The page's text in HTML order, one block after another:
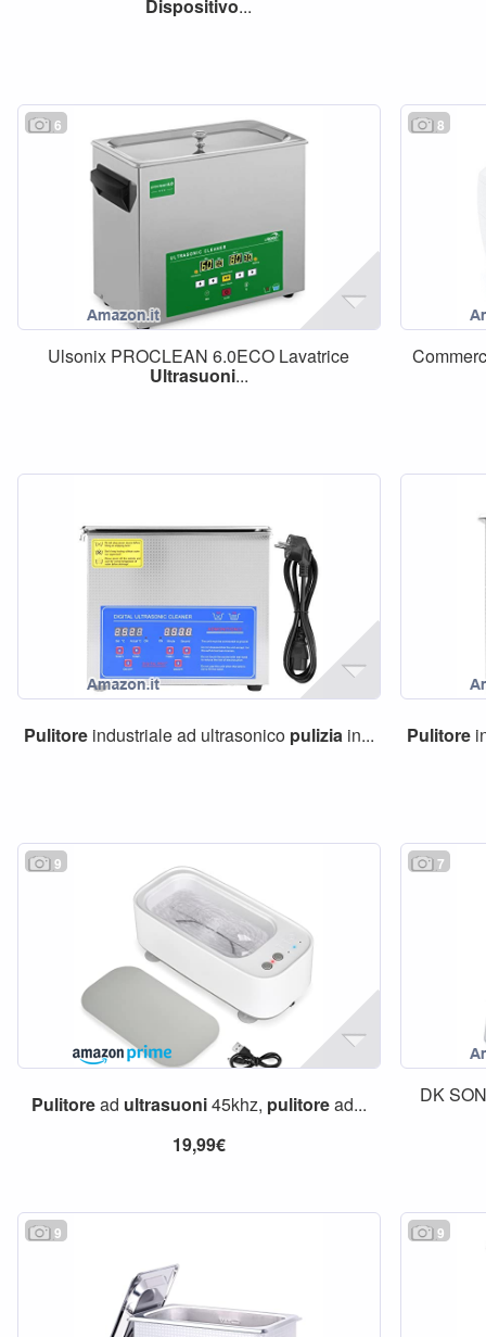
Dispositivo...
6
Ulsonix PROCLEAN 6.0ECO Lavatrice
Ultrasuoni...
8
Pulitoreindustriale ad ultrasonico puliziain... Pulitore
9
Pulitoread ultrasuoni45khz, pulitoread...
19,99€
7
DK
9 9